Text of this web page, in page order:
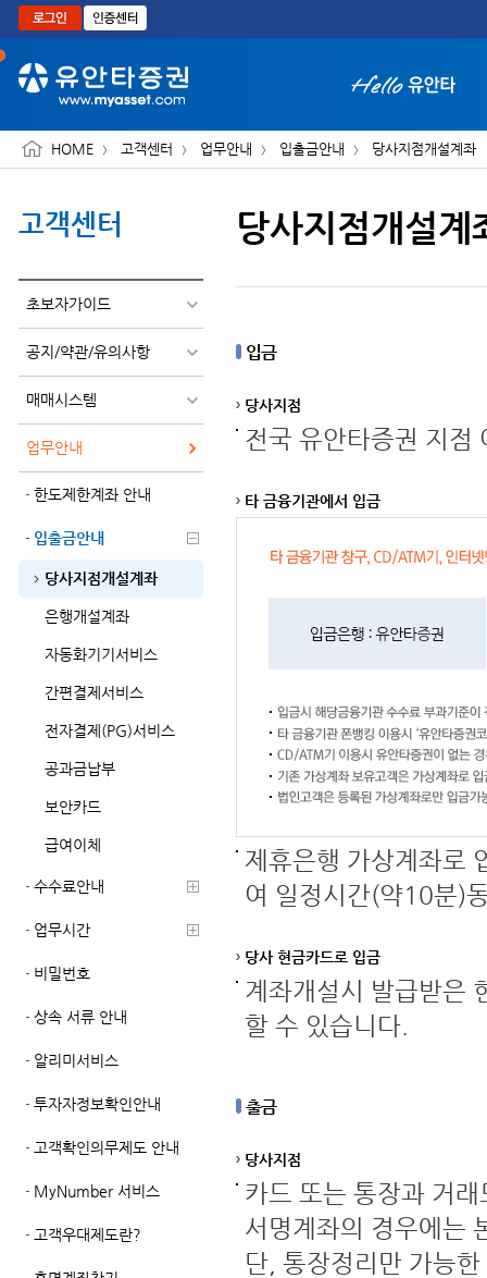
본문으로 바로가기
HOME 고객센터 업무안내 입출금안내 당사지점개설계좌
고객센터
초보자가이드
공지/약관/유의사항
매매시스템
업무안내
한도제한계좌 안내
입출금안내
당사지점개설계좌
은행개설계좌
자동화기기서비스
간편결제서비스
전자결제(PG)서비스
공과금납부
보안카드
급여이체
수수료안내
업무시간
비밀번호
상속 서류 안내
알리미서비스
투자자정보확인안내
고객확인의무제도 안내
MyNumber 서비스
고객우대제도란?
당사지점개설계
입금
당사지점
전국 유안타증권 지점
타 금융기관에서 입금
제휴은행 가상계좌로
여 일정시간(약10분)
당사 현금카드로 입금
계좌개설시 발급받은
할 수 있습니다.
출금
당사지점
카드 또는 통장과 거
서명계좌의 경우에는
단, 통장정리만 가능